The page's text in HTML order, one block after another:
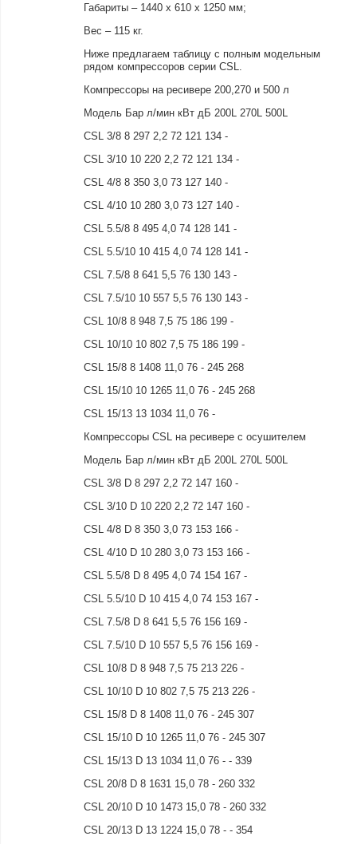
Габариты – 1440 х 610 х 1250 мм;
Вес – 115 кг.
Ниже предлагаем таблицу с полным модельным
рядом компрессоров серии CSL.
Компрессоры на ресивере 200,270 и 500 л
Модель Бар л/мин кВт дБ 200L 270L 500L
CSL 3/8 8 297 2,2 72 121 134 -
CSL 3/10 10 220 2,2 72 121 134 -
CSL 4/8 8 350 3,0 73 127 140 -
CSL 4/10 10 280 3,0 73 127 140 -
CSL 5.5/8 8 495 4,0 74 128 141 -
CSL 5.5/10 10 415 4,0 74 128 141 -
CSL 7.5/8 8 641 5,5 76 130 143 -
CSL 7.5/10 10 557 5,5 76 130 143 -
CSL 10/8 8 948 7,5 75 186 199 -
CSL 10/10 10 802 7,5 75 186 199 -
CSL 15/8 8 1408 11,0 76 - 245 268
CSL 15/10 10 1265 11,0 76 - 245 268
CSL 15/13 13 1034 11,0 76 -
Компрессоры CSL на ресивере с осушителем
Модель Бар л/мин кВт дБ 200L 270L 500L
CSL 3/8 D 8 297 2,2 72 147 160 -
CSL 3/10 D 10 220 2,2 72 147 160 -
CSL 4/8 D 8 350 3,0 73 153 166 -
CSL 4/10 D 10 280 3,0 73 153 166 -
CSL 5.5/8 D 8 495 4,0 74 154 167 -
CSL 5.5/10 D 10 415 4,0 74 153 167 -
CSL 7.5/8 D 8 641 5,5 76 156 169 -
CSL 7.5/10 D 10 557 5,5 76 156 169 -
CSL 10/8 D 8 948 7,5 75 213 226 -
CSL 10/10 D 10 802 7,5 75 213 226 -
CSL 15/8 D 8 1408 11,0 76 - 245 307
CSL 15/10 D 10 1265 11,0 76 - 245 307
CSL 15/13 D 13 1034 11,0 76 - - 339
CSL 20/8 D 8 1631 15,0 78 - 260 332
CSL 20/10 D 10 1473 15,0 78 - 260 332
CSL 20/13 D 13 1224 15,0 78 - - 354